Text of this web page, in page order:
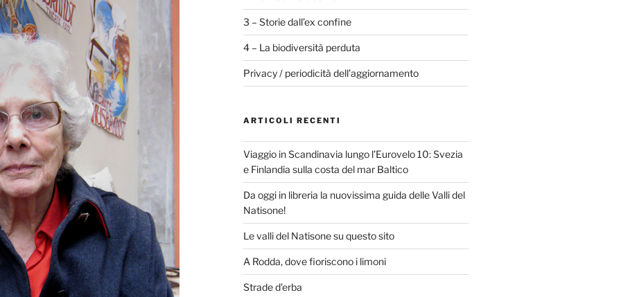
3 – Storie dall’ex confine
4 – La biodiversità perduta
Privacy / periodicità dell’aggiornamento
ARTICOLI RECENTI
Viaggio in Scandinavia lungo l’Eurovelo 10: Svezia
e Finlandia sulla costa del mar Baltico
Da oggi in libreria la nuovissima guida delle Valli del
Natisone!
Le valli del Natisone su questo sito
A Rodda, dove fioriscono i limoni
Strade d’erba